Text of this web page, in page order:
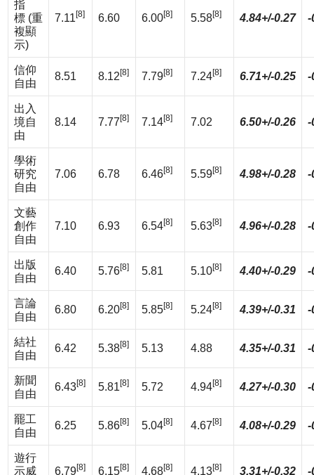
指
標 (重
複顯
示)
7.11 [8] 6.60 6.00[8] 5.58[8] 4.84+/-0.27 -
信仰
自由
8.51 8.12 [8] 7.79[8] 7.24[8] 6.71+/-0.25 -
出入
境自
由
8.14 7.77 [8] 7.14[8] 7.02 6.50+/-0.26 -
學術
研究
自由
7.06 6.78 6.46[8] 5.59[8] 4.98+/-0.28 -
文藝
創作
自由
7.10 6.93 6.54[8] 5.63[8] 4.96+/-0.28 -
出版
自由
6.40 5.76[8] 5.81 5.10[8] 4.40+/-0.29 -
言論
自由
6.80 6.20[8] 5.85[8] 5.24[8] 4.39+/-0.31 -
結社
自由
6.42 5.38[8] 5.13 4.88 4.35+/-0.31 -
新聞
自由
6.43[8] 5.81 [8] 5.72 4.94[8] 4.27+/-0.30 -
罷工
自由
6.25 5.86[8] 5.04[8] 4.67 [8] 4.08+/-0.29 -
遊行
示威
6.79[8] 6.15[8] 4.68[8] 4.13[8] 3.31+/-0.32 -